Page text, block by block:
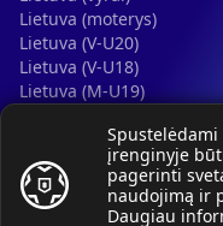
Spustelėdami
įrenginyje
pagerinti
naudojimą ir
Daugiau
Lietuva (moterys)
Lietuva (V-U20)
Lietuva (V-U18)
Lietuva (M-U19)
Lietuva (M-U16)